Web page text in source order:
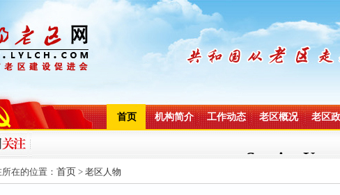
首页 机构简介 工作动态 老区概况 老区
在的位置： 首页 > 老区人物